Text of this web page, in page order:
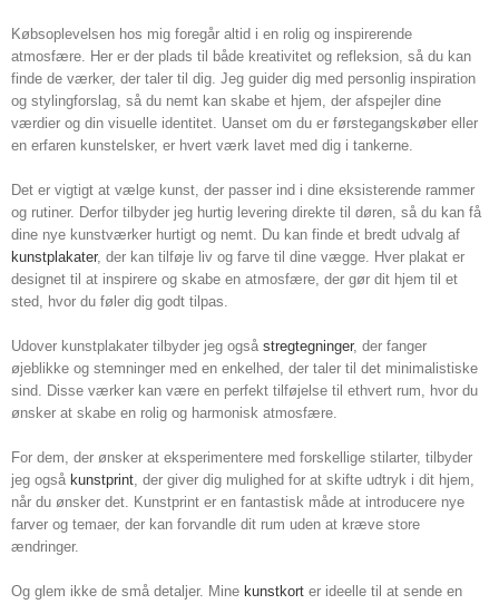
Købsoplevelsen hos mig foregår altid i en rolig og inspirerende
atmosfære. Her er der plads til både kreativitet og refleksion, så du kan
finde de værker, der taler til dig. Jeg guider dig med personlig inspiration
og stylingforslag, så du nemt kan skabe et hjem, der afspejler dine
værdier og din visuelle identitet. Uanset om du er førstegangskøber eller
en erfaren kunstelsker, er hvert værk lavet med dig i tankerne.
Det er vigtigt at vælge kunst, der passer ind i dine eksisterende rammer
og rutiner. Derfor tilbyder jeg hurtig levering direkte til døren, så du kan få
dine nye kunstværker hurtigt og nemt. Du kan finde et bredt udvalg af
kunstplakater, der kan tilføje liv og farve til dine vægge. Hver plakat er
designet til at inspirere og skabe en atmosfære, der gør dit hjem til et
sted, hvor du føler dig godt tilpas.
Udover kunstplakater tilbyder jeg også stregtegninger, der fanger
øjeblikke og stemninger med en enkelhed, der taler til det minimalistiske
sind. Disse værker kan være en perfekt tilføjelse til ethvert rum, hvor du
ønsker at skabe en rolig og harmonisk atmosfære.
For dem, der ønsker at eksperimentere med forskellige stilarter, tilbyder
jeg også kunstprint, der giver dig mulighed for at skifte udtryk i dit hjem,
når du ønsker det. Kunstprint er en fantastisk måde at introducere nye
farver og temaer, der kan forvandle dit rum uden at kræve store
ændringer.
Og glem ikke de små detaljer. Mine kunstkort er ideelle til at sende en